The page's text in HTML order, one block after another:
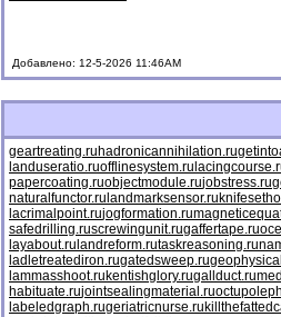
Добавлено: 12-5-2026 11:46AM
geartreating.ruhadronicannihilation.ru
landuseratio.ruofflinesystem.ru
papercoating.ruobjectmodule.rujobstress.ru
naturalfunctor.ru landmarksensor.ru
lacrimalpoint.rujogformation.ru
safedrilling.ruscrewingunit.rugaffertape.ru
layabout.ru landreform.rutaskreasoning.ru
ladletreatediron.rugatedsweep.ru
lammasshoot.rukentishglory.rugallduct.ru
habituate.rujointsealingmaterial.ru
labeledgraph.rugeriatricnurse.ru